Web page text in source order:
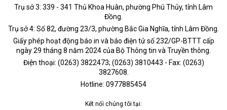
Trụ sở 3: 339 - 341 Thủ Khoa Huân, phường Phú Thủy, tỉnh Lâm
Đồng.
Trụ sở 4: Số 82, đường 23/3, phường Bắc Gia Nghĩa, tỉnh Lâm Đồng.
Giấy phép hoạt động báo in và báo điện tử số 232/GP-BTTT cấp
ngày 29 tháng 8 năm 2024 của Bộ Thông tin và Truyền thông.
Điện thoại: (0263) 3822473; (0263) 3810443 - Fax: (0263)
3827608.
Hotline: 0977885454
Kết nối chúng tôi tại: